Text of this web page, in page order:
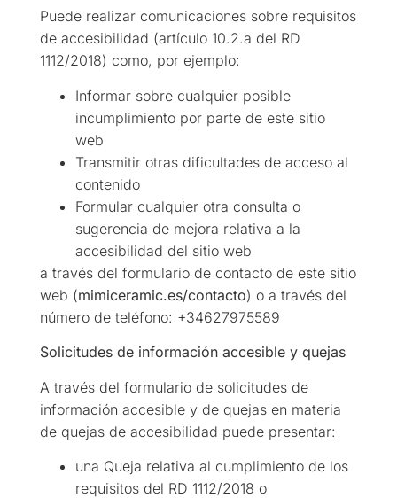
Puede realizar comunicaciones sobre requisitos
de accesibilidad (artículo 10.2.a del RD
1112/2018) como, por ejemplo:
Informar sobre cualquier posible
incumplimiento por parte de este sitio
web
Transmitir otras dificultades de acceso al
contenido
Formular cualquier otra consulta o
sugerencia de mejora relativa a la
accesibilidad del sitio web
a través del formulario de contacto de este sitio
web (mimiceramic.es/contacto) o a través del
número de teléfono: +34627975589
Solicitudes de información accesible y quejas
A través del formulario de solicitudes de
información accesible y de quejas en materia
de quejas de accesibilidad puede presentar:
una Queja relativa al cumplimiento de los
requisitos del RD 1112/2018 o